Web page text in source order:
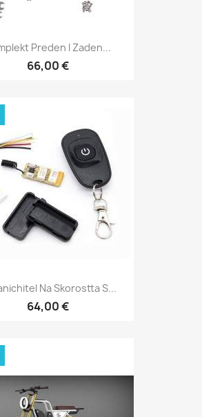
Preden I Zaden...
66,00 €
Na Skorostta S...
64,00 €